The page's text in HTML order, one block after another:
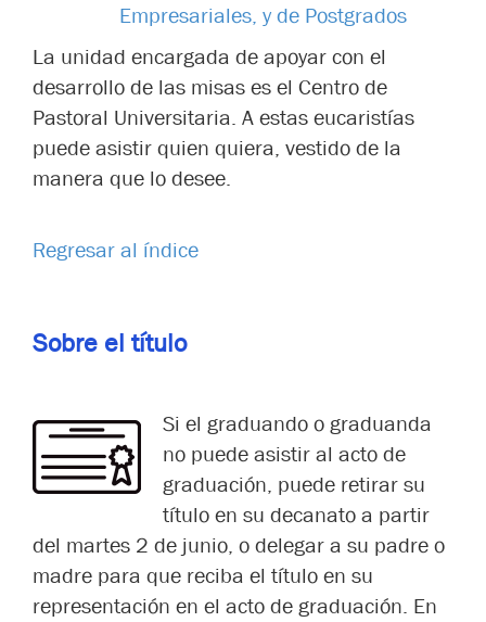
Empresariales, y de Postgrados
La unidad encargada de apoyar con el
desarrollo de las misas es el Centro de
Pastoral Universitaria. A estas eucaristías
puede asistir quien quiera, vestido de la
manera que lo desee.
Regresar al índice
Sobre el título
Si el graduando o graduanda
no puede asistir al acto de
graduación, puede retirar su
título en su decanato a partir
del martes 2 de junio, o delegar a su padre o
madre para que reciba el título en su
representación en el acto de graduación. En